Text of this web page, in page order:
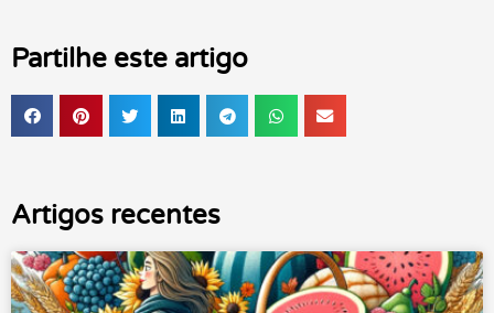
Partilhe este artigo
Artigos recentes